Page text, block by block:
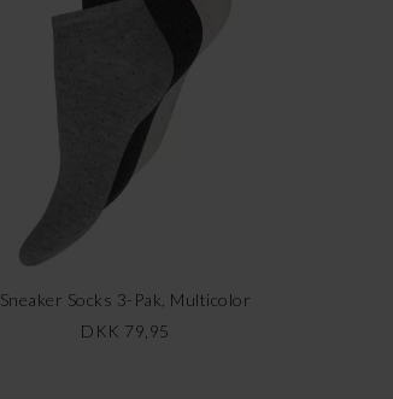
Sneaker Socks 3-Pak, Multicolor
DKK 79,95